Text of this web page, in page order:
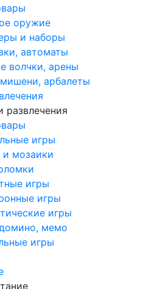
оружие
и наборы
автоматы
волчки, арены
арбалеты
развлечения
игры
и мозаики
игры
игры
игры
мемо
игры